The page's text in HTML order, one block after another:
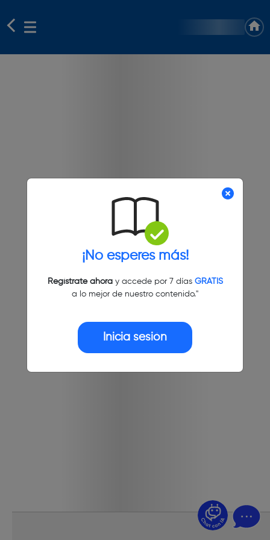
¡No esperes más!
Regístrate ahoray accede por 7 días GRATIS
a lo mejor de nuestro contenido."
Inicia sesión